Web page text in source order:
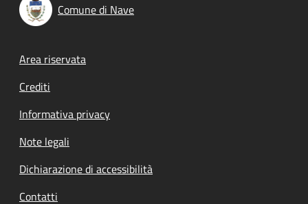
Comune di Nave
Footer menu
Area riservata
Crediti
Informativa privacy
Note legali
Dichiarazione di accessibilità
Contatti